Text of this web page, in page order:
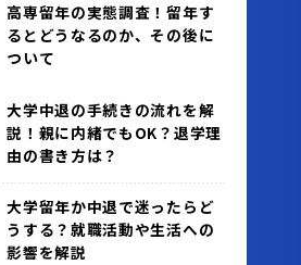
高専留年の実態調査！留年す
るとどうなるのか、その後に
ついて
大学中退の手続きの流れを解
説！親に内緒でもOK？退学理
由の書き方は？
大学留年か中退で迷ったらど
うする？就職活動や生活への
影響を解説